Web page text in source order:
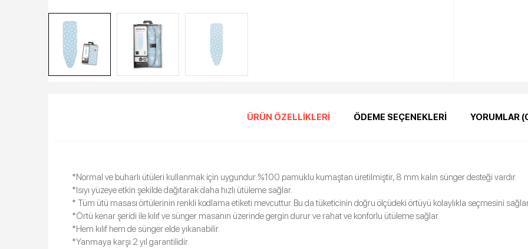
ÜRÜN ÖZELLIKLERI ÖDEME SEÇENEKLERI YORUMLAR
*Normal ve buharlı ütüleri kullanmak için uygundur. %100 pamuklu kumaştan üretilmiştir, 8 mm kalın sünger desteği vardır.
*Isıyı yüzeye etkin şekilde dağıtarak daha hızlı ütüleme sağlar.
* Tüm ütü masası örtülerinin renkli kodlama etiketi mevcuttur. Bu da tüketicinin doğru ölçüdeki örtüyü kolaylıkla seçmesini
*Örtü kenar şeridi ile kılıf ve sünger masanın üzerinde gergin durur ve rahat ve konforlu ütüleme sağlar.
*Hem kılıf hem de sünger elde yıkanabilir.
*Yanmaya karşı 2 yıl garantilidir.